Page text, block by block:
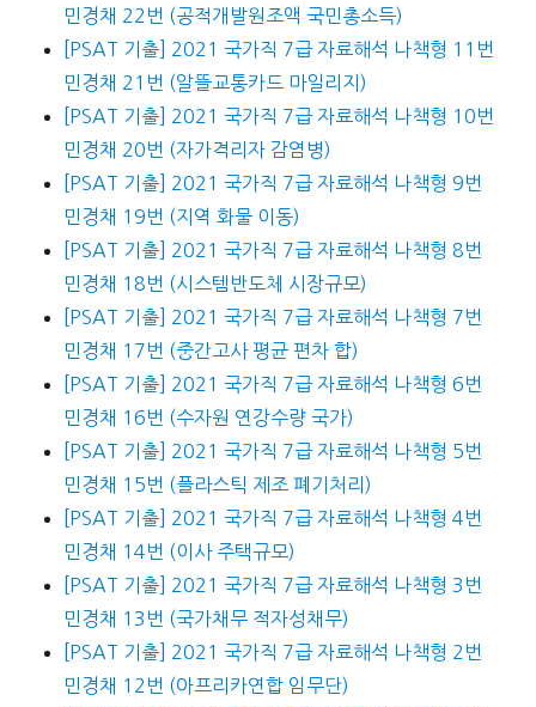
민경채 22번 (공적개발원조액 국민총소득)
[PSAT 기출] 2021 국가직 7급 자료해석 나책형 11번
민경채 21번 (알뜰교통카드 마일리지)
[PSAT 기출] 2021 국가직 7급 자료해석 나책형 10번
민경채 20번 (자가격리자 감염병)
[PSAT 기출] 2021 국가직 7급 자료해석 나책형 9번
민경채 19번 (지역 화물 이동)
[PSAT 기출] 2021 국가직 7급 자료해석 나책형 8번
민경채 18번 (시스템반도체 시장규모)
[PSAT 기출] 2021 국가직 7급 자료해석 나책형 7번
민경채 17번 (중간고사 평균 편차 합)
[PSAT 기출] 2021 국가직 7급 자료해석 나책형 6번
민경채 16번 (수자원 연강수량 국가)
[PSAT 기출] 2021 국가직 7급 자료해석 나책형 5번
민경채 15번 (플라스틱 제조 폐기처리)
[PSAT 기출] 2021 국가직 7급 자료해석 나책형 4번
민경채 14번 (이사 주택규모)
[PSAT 기출] 2021 국가직 7급 자료해석 나책형 3번
민경채 13번 (국가채무 적자성채무)
[PSAT 기출] 2021 국가직 7급 자료해석 나책형 2번
민경채 12번 (아프리카연합 임무단)